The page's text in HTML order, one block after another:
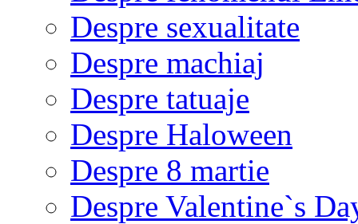
Despre sexualitate
Despre machiaj
Despre tatuaje
Despre Haloween
Despre 8 martie
Despre Valentine`s